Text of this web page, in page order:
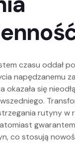
czasu oddał
napędzanemu
okazała się
rutyny w
co stosują